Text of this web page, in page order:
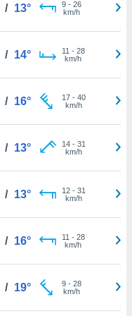
/ 13° 9- 26
km/h
/ 14° 11 - 28
km/h
/ 16° 17- 40
km/h
/ 13° 14- 31
km/h
/ 13° 12- 31
km/h
/ 16° 11 - 28
km/h
/ 19° 9- 28
km/h